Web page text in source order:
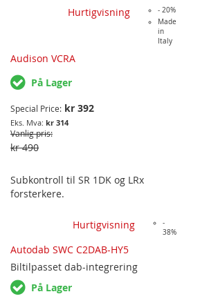
drevet av en spesifikk forsterker-
kanal. SPM4 mikser lyd gjennom 4
transformatorerer spesielt utvikler
høy lineær akustisk respons. SPM4
gir muligheten til å mikse
mellomtone og diskant-kanalene
som kommer fra forsterkeren og gi
en enslig mid/høy kanal. SPM4 er
spesiellt anbefalt brukt for å utvide
antall kanaler på Audisons…
Hurtigvisning
- 20%
Made
in
Italy
Audison VCRA
På Lager
Special Price kr 392
kr 314
Vanlig pris
kr 490
Subkontroll til SR 1DK og LRx
forsterkere.
Hurtigvisning
-
38%
Autodab SWC C2DAB-HY5
Biltilpasset dab-integrering
På Lager